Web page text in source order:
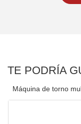
TE PODRÍA
Máquina de torno